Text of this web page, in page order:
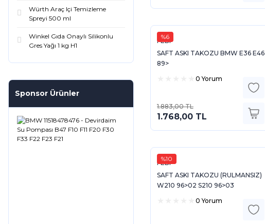
Würth Araç Içi Temizleme
Spreyi 500 ml
Winkel Gıda Onaylı Silikonlu
Gres Yağı 1 kg H1
Sponsor Ürünler
%6
FEBI
SAFT ASKI TAKOZU BMW E36 E46
89>
0 Yorum
1.883,00 TL
1.768,00 TL
%10
FEBI
SAFT ASKI TAKOZU (RULMANSIZ)
W210 96>02 S210 96>03
0 Yorum